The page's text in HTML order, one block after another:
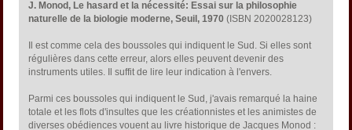
J. Monod, Le hasard et la nécessité: Essai sur la philosophie
naturelle de la biologie moderne, Seuil, 1970 (ISBN 2020028123)
Il est comme cela des boussoles qui indiquent le Sud. Si elles sont
régulières dans cette erreur, alors elles peuvent devenir des
instruments utiles. Il suffit de lire leur indication à l'envers.
Parmi ces boussoles qui indiquent le Sud, j'avais remarqué la haine
totale et les flots d'insultes que les créationnistes et les animistes de
diverses obédiences vouent au livre historique de Jacques Monod :